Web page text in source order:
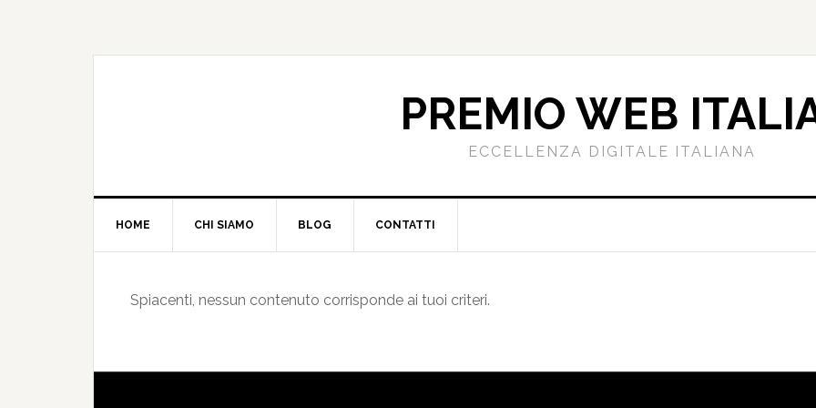
PREMIO WEB
ECCELLENZA DIGITALE ITALIANA
HOME CHI SIAMO BLOG CONTATTI
Spiacenti, nessun contenuto corrisponde ai tuoi criteri.